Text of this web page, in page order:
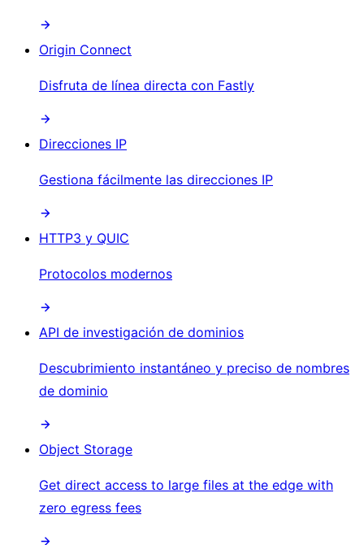
Origin Connect
Disfruta de línea directa con Fastly
Direcciones IP
Gestiona fácilmente las direcciones IP
HTTP3 y QUIC
Protocolos modernos
API de investigación de dominios
Descubrimiento instantáneo y preciso de nombres
de dominio
Object Storage
Get direct access to large files at the edge with
zero egress fees